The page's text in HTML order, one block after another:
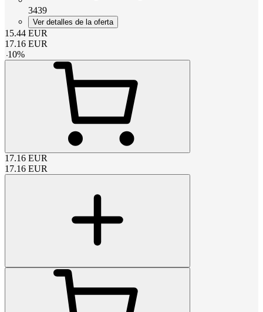
3439
Ver detalles de la oferta
15.44 EUR
17.16 EUR
-10%
17.16 EUR
17.16 EUR